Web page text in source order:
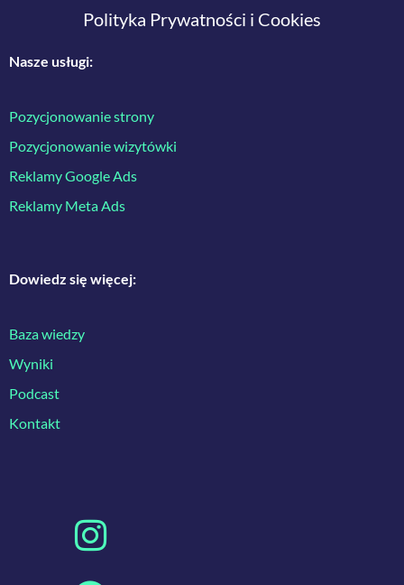
Polityka Prywatności i Cookies
Nasze usługi:
Pozycjonowanie strony
Pozycjonowanie wizytówki
Reklamy Google Ads
Reklamy Meta Ads
Dowiedz się więcej:
Baza wiedzy
Wyniki
Podcast
Kontakt